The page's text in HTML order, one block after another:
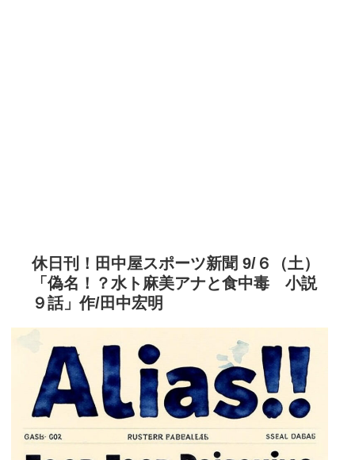
休日刊！田中屋スポーツ新聞 9/６（土）
「偽名！？水ト麻美アナと食中毒 小説
９話」作/田中宏明